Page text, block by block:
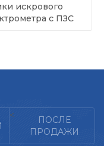
искрового
с ПЗС
<
ПОСЛЕ
ПРОДАЖИ